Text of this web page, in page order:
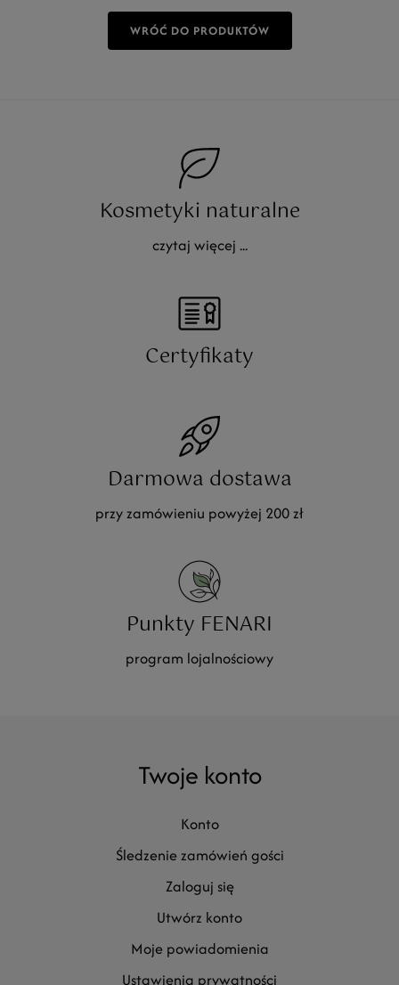
WRÓĆ DO PRODUKTÓW
Kosmetyki naturalne
czytaj więcej ...
Certyfikaty
Darmowa dostawa
przy zamówieniu powyżej 200 zł
Punkty FENARI
program lojalnościowy
Twoje konto
konto
śledzenie zamówień gości
zaloguj się
utwórz konto
moje powiadomienia
ustawienia prywatności